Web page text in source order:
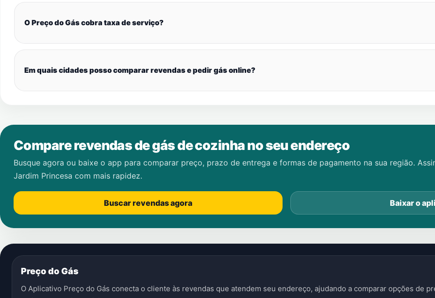
O Preço do Gás cobra taxa de serviço?
Em quais cidades posso comparar revendas e pedir gás online?
Compare revendas de gás de cozinha no seu endereço
Busque agora ou baixe o app para comparar preço, prazo de entrega e formas de pagamento na sua região.
Jardim Princesa com mais rapidez.
Buscar revendas agora Baixar o
Preço do Gás
O Aplicativo Preço do Gás conecta o cliente às revendas que atendem seu endereço, ajudando a comparar opções de